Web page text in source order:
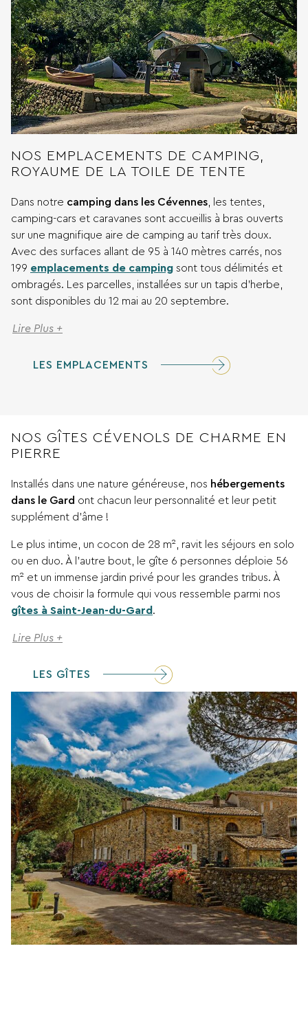
NOS EMPLACEMENTS DE CAMPING,
ROYAUME DE LA TOILE DE TENTE
Dans notre camping dans les Cévennes , les tentes,
camping-cars et caravanes sont accueillis à bras ouverts
sur une magnifique aire de camping au tarif très doux.
Avec des surfaces allant de 95 à 140 mètres carrés, nos
199 emplacements de camping sont tous délimités et
ombragés. Les parcelles, installées sur un tapis d’herbe,
sont disponibles du 12 mai au 20 septembre.
Lire Plus +
LES EMPLACEMENTS
NOS GÎTES CÉVENOLS DE CHARME EN
PIERRE
Installés dans une nature généreuse, nos hébergements
dans le Gard ont chacun leur personnalité et leur petit
supplément d’âme !
Le plus intime, un cocon de 28 m², ravit les séjours en solo
ou en duo. À l’autre bout, le gîte 6 personnes déploie 56
m² et un immense jardin privé pour les grandes tribus. À
vous de choisir la formule qui vous ressemble parmi nos
gîtes à Saint-Jean-du-Gard .
Lire Plus +
LES GÎTES